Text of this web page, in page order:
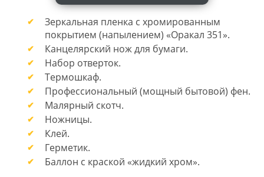
Зеркальная пленка с хромированным
покрытием (напылением) «Оракал 351».
Канцелярский нож для бумаги.
Набор отверток.
Термошкаф.
Профессиональный (мощный бытовой) фен.
Малярный скотч.
Ножницы.
Клей.
Герметик.
Баллон с краской «жидкий хром».